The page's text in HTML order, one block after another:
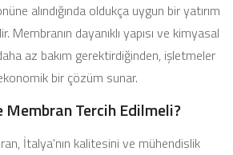
alındığında oldukça uygun bir yatırım
Membranın dayanıklı yapısı ve kimyasal
az bakım gerektirdiğinden, işletmeler
bir çözüm sunar.
Tercih Edilmeli?
İtalya'nın kalitesini ve mühendislik